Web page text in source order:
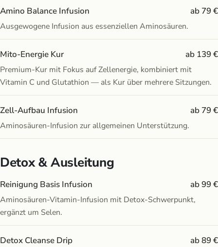
Amino Balance Infusion ab 79 €
Ausgewogene Infusion aus essenziellen Aminosäuren.
Mito-Energie Kur ab 139 €
Premium-Kur mit Fokus auf Zellenergie, kombiniert mit
Vitamin C und Glutathion — als Kur über mehrere Sitzungen.
Zell-Aufbau Infusion ab 79 €
Aminosäuren-Infusion zur allgemeinen Unterstützung.
Detox & Ausleitung
Reinigung Basis Infusion ab 99 €
Aminosäuren-Vitamin-Infusion mit Detox-Schwerpunkt,
ergänzt um Selen.
Detox Cleanse Drip ab 89 €